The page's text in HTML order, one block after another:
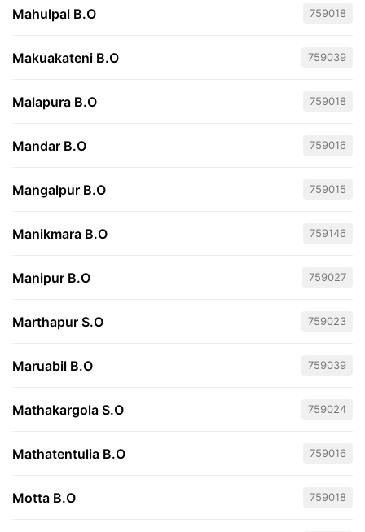
Mahulpal B.O 759018
Makuakateni B.O 759039
Malapura B.O 759018
Mandar B.O 759016
Mangalpur B.O 759015
Manikmara B.O 759146
Manipur B.O 759027
Marthapur S.O 759023
Maruabil B.O 759039
Mathakargola S.O 759024
Mathatentulia B.O 759016
Motta B.O 759018